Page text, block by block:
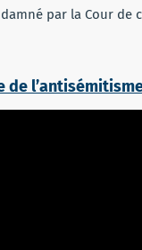
par la Cour de